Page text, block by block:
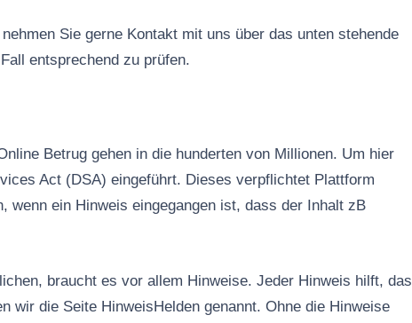
Sie gerne Kontakt mit uns über das unten stehende
entsprechend zu prüfen.
Betrug gehen in die hunderten von Millionen. Um hier
Act (DSA) eingeführt. Dieses verpflichtet Plattform
wenn ein Hinweis eingegangen ist, dass der Inhalt zB
braucht es vor allem Hinweise. Jeder Hinweis hilft, das
wir die Seite HinweisHelden genannt. Ohne die Hinweise